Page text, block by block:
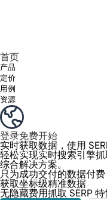
首页
产品
定价
用例
资源
登录免费开始
实时获取数据，使用
轻松实现实时搜索引擎
综合解决方案。
只为成功交付的数据付费
获取坐标级精准数据
无隐藏费用抓取 SERP 特